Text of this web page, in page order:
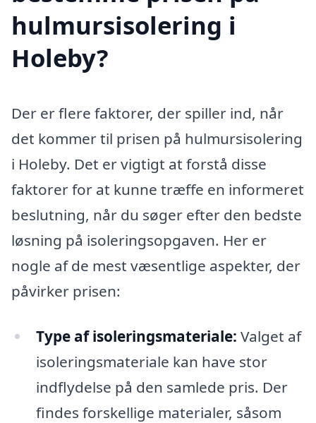
hulmursisolering i
Holeby?
Der er flere faktorer, der spiller ind, når
det kommer til prisen på hulmursisolering
i Holeby. Det er vigtigt at forstå disse
faktorer for at kunne træffe en informeret
beslutning, når du søger efter den bedste
løsning på isoleringsopgaven. Her er
nogle af de mest væsentlige aspekter, der
påvirker prisen:
Type af isoleringsmateriale: Valget af
isoleringsmateriale kan have stor
indflydelse på den samlede pris. Der
findes forskellige materialer, såsom